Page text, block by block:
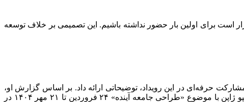
ایران، قدیر قیافه، نایب‌رئیس اتاق ایران با حضور در این نشست گفت: در رویدادی با قدمتی نزدیک به ۲۰۰ سال قرار است برای اولین بار حضور نداشته باشیم. این تصمیمی بر خلاف توسعه
حرفه‌ای در این رویداد، توضیحاتی ارائه داد. بر اساس گزارش او،
، نمایشگاه‌های جهانی هستند که دستاوردهای علمی، فرهنگی، اجتماعی و … کشورهای مختلف ارائه می‌دهند. قرار است اکسپو ژاپن با موضوع «طراحی جامعه آینده» ۲۴ فروردین تا ۲۱ مهر ۱۴۰۴ در